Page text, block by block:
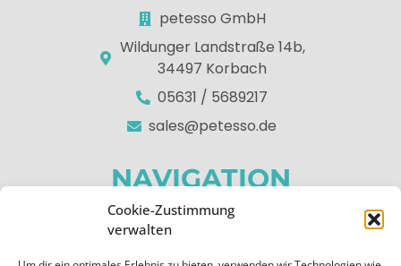
Cookie-Zustimmung
verwalten
petesso GmbH
Wildunger Landstraße 14b,
34497 Korbach
05631 / 5689217
sales@petesso.de
NAVIGATION
Home